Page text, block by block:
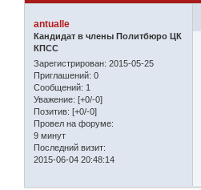
antualle
Кандидат в члены Политбюро ЦК
КПСС
Зарегистрирован: 2015-05-25
Приглашений: 0
Сообщений: 1
Уважение: [+0/-0]
Позитив: [+0/-0]
Провел на форуме:
9 минут
Последний визит:
2015-06-04 20:48:14